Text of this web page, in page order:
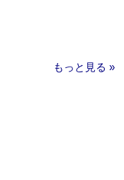
もっと見る »